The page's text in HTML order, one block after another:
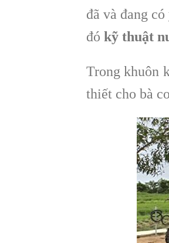
đã và đang
đó kỹ thuật
Trong khuôn
thiết cho bà